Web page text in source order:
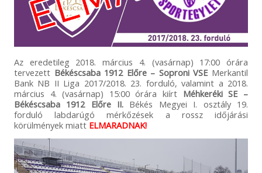
Az eredetileg 2018. március 4. (vasárnap) 17:00 órára
tervezett Békéscsaba 1912 Előre – Soproni VSEMerkantil
Bank NB II Liga 2017/2018. 23. forduló, valamint a 2018.
március 4. (vasárnap) 15:00 órára kiírt Méhkeréki SE –
Békéscsaba 1912 Előre II. Békés Megyei I. osztály 19.
forduló labdarúgó mérkőzések a rossz időjárási
körülmények miatt ELMARADNAK!